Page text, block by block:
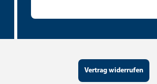
Vertrag widerrufen